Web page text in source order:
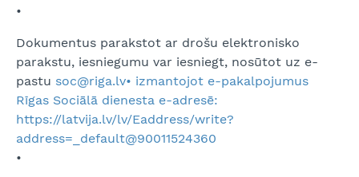
•
Dokumentus parakstot ar drošu elektronisko
parakstu, iesniegumu var iesniegt, nosūtot uz e-
pastu soc@riga.lv• izmantojot e-pakalpojumus
Rīgas Sociālā dienesta e-adresē:
https://latvija.lv/lv/Eaddress/write?
address=_default@90011524360
•